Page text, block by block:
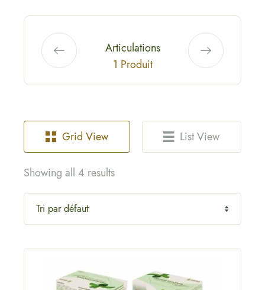
Articulations
1 Produit
Grid View List View
Showing all 4 results